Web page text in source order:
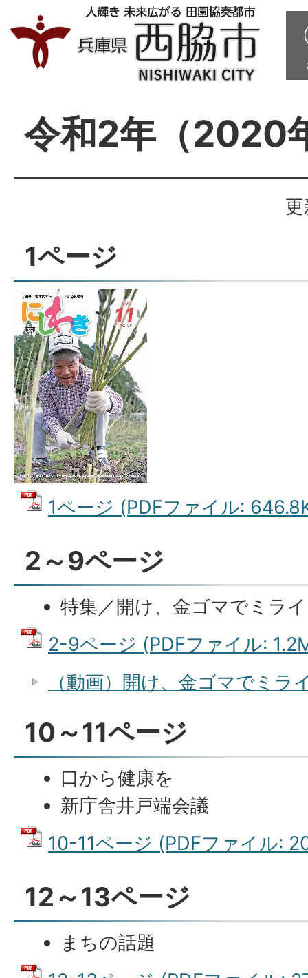
令和2年（2020
1ページ
1ページ (PDFファイル:
2～9ページ
特集／開け、金ゴマでミラ
2-9ページ (PDFファイル:
（動画）開け、金ゴマでミラ
10～11ページ
口から健康を
新庁舎井戸端会議
10-11ページ (PDFファイル:
12～13ページ
まちの話題